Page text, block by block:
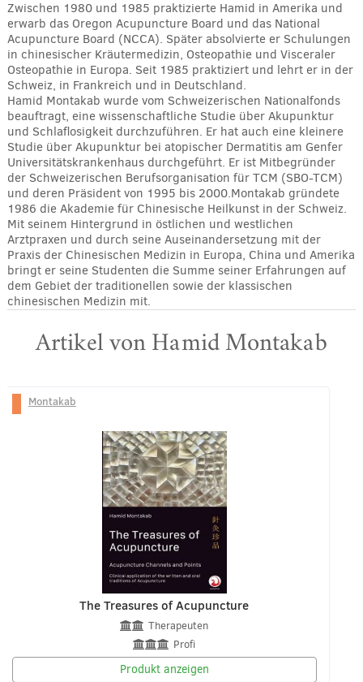
Zwischen 1980 und 1985 praktizierte Hamid in Amerika und
erwarb das Oregon Acupuncture Board und das National
Acupuncture Board (NCCA). Später absolvierte er Schulungen
in chinesischer Kräutermedizin, Osteopathie und Visceraler
Osteopathie in Europa. Seit 1985 praktiziert und lehrt er in der
Schweiz, in Frankreich und in Deutschland.
Hamid Montakab wurde vom Schweizerischen Nationalfonds
beauftragt, eine wissenschaftliche Studie über Akupunktur
und Schlaflosigkeit durchzuführen. Er hat auch eine kleinere
Studie über Akupunktur bei atopischer Dermatitis am Genfer
Universitätskrankenhaus durchgeführt. Er ist Mitbegründer
der Schweizerischen Berufsorganisation für TCM (SBO-TCM)
und deren Präsident von 1995 bis 2000.Montakab gründete
1986 die Akademie für Chinesische Heilkunst in der Schweiz.
Mit seinem Hintergrund in östlichen und westlichen
Arztpraxen und durch seine Auseinandersetzung mit der
Praxis der Chinesischen Medizin in Europa, China und Amerika
bringt er seine Studenten die Summe seiner Erfahrungen auf
dem Gebiet der traditionellen sowie der klassischen
chinesischen Medizin mit.
Artikel von Hamid Montakab
Montakab
The Treasures of Acupuncture
Therapeuten
Profi
Produkt anzeigen